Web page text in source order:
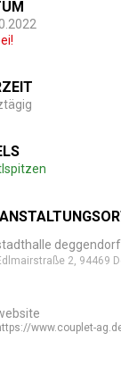
deggendorf
2, 94469
www.couplet-